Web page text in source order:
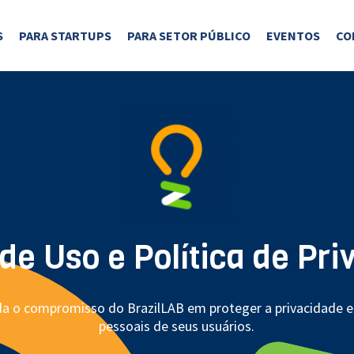
PARA STARTUPS PARA SETOR PÚBLICO EVENTOS
Uso e Política de
o compromisso do BrazilLAB em proteger a privacidade
pessoais de seus usuários.